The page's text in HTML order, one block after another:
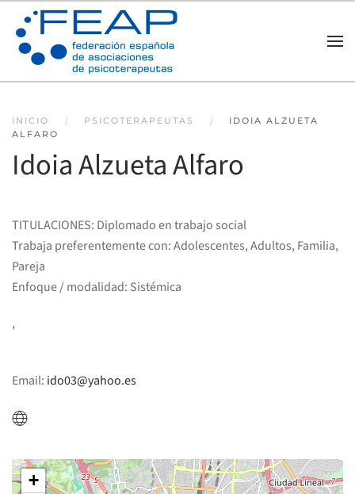
Skip to main content
INICIO PSICOTERAPEUTAS
IDOIA ALZUETA
ALFARO
Idoia Alzueta Alfaro
TITULACIONES: Diplomado en trabajo social
Trabaja preferentemente con: Adolescentes, Adultos, Familia,
Pareja
Enfoque / modalidad: Sistémica
,
Email: ido03@yahoo.es
+